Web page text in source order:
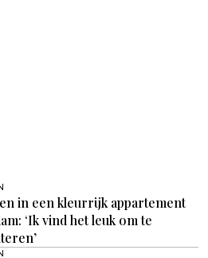
in een kleurrijk appartement
‘Ik vind het leuk om te